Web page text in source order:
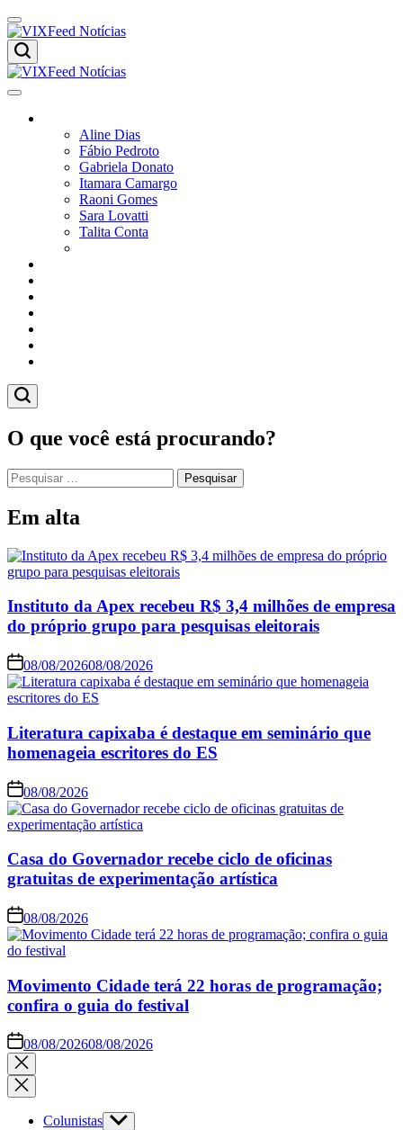
Aline Dias
Fábio Pedroto
Gabriela Donato
Itamara Camargo
Raoni Gomes
Sara Lovatti
Talita Conta
O que você está procurando?
Em alta
Instituto da Apex recebeu R$ 3,4 milhões de empresa
do próprio grupo para pesquisas eleitorais
08/08/202608/08/2026
Literatura capixaba é destaque em seminário que
homenageia escritores do ES
08/08/2026
Casa do Governador recebe ciclo de oficinas
gratuitas de experimentação artística
08/08/2026
Movimento Cidade terá 22 horas de programação;
confira o guia do festival
08/08/202608/08/2026
Colunistas